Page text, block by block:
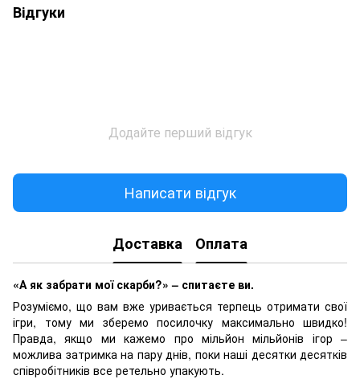
Відгуки
Додайте перший відгук
Написати відгук
Доставка Оплата
«А як забрати мої скарби?» – спитаєте ви.
Розуміємо, що вам вже уривається терпець отримати свої
ігри, тому ми зберемо посилочку максимально швидко!
Правда, якщо ми кажемо про мільйон мільйонів ігор –
можлива затримка на пару днів, поки наші десятки десятків
співробітників все ретельно упакують.